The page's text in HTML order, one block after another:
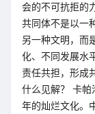
会的不可抗拒的
共同体不是以一
另一种文明，而
化、不同发展水
责任共担，形成
什么见解？ 卡帕
年的灿烂文化。